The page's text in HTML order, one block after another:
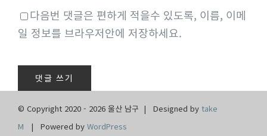
다음번 댓글은 편하게 적을수 있도록, 이름, 이메
일 정보를 브라우저안에 저장하세요.
© Copyright 2020 - 2026 울산 남구 | Designed by take
M | Powered by WordPress